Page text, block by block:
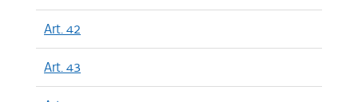
Art. 42
Art. 43